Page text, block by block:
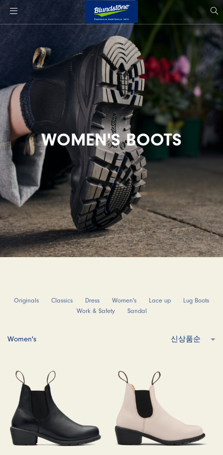
트
WOMEN'S BOOTS
Originals Classics Dress Women's Lace up
Lug Boots
Work & Safety
Sandal
Women's